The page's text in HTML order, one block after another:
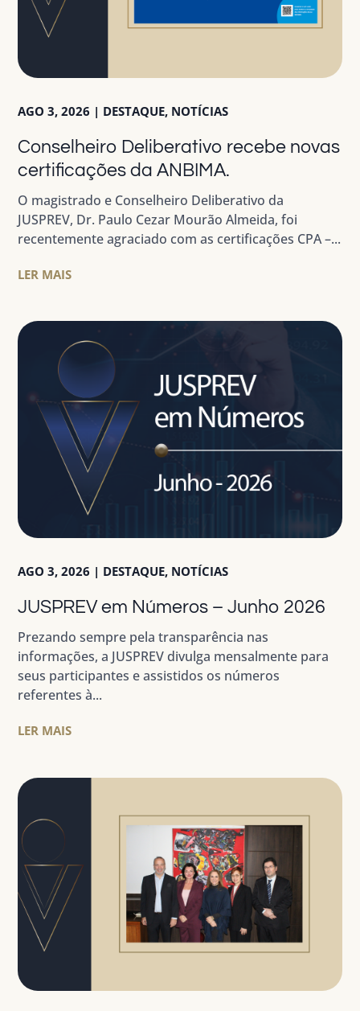
Conselheiro Deliberativo recebe novas
certificações da ANBIMA.
AGO 3, 2026 | DESTAQUE, NOTÍCIAS
O magistrado e Conselheiro Deliberativo da
JUSPREV, Dr. Paulo Cezar Mourão Almeida, foi
recentemente agraciado com as certificações CPA –...
LER MAIS
JUSPREV em Números – Junho 2026
AGO 3, 2026 | DESTAQUE, NOTÍCIAS
Prezando sempre pela transparência nas
informações, a JUSPREV divulga mensalmente para
seus participantes e assistidos os números
referentes à...
LER MAIS